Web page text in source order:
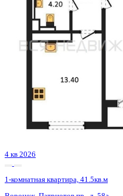
4 кв 2026
1-комнатная квартира,
Этаж
Материал
Блочный
Отделка Чистовая отделка